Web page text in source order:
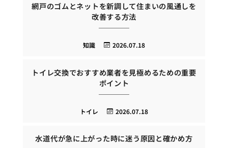
網戸のゴムとネットを新調して住まいの風通しを
改善する方法
2026.07.18
知識
トイレ交換でおすすめ業者を見極めるための重要
ポイント
2026.07.18
トイレ
水道代が急に上がった時に迷う原因と確かめ方